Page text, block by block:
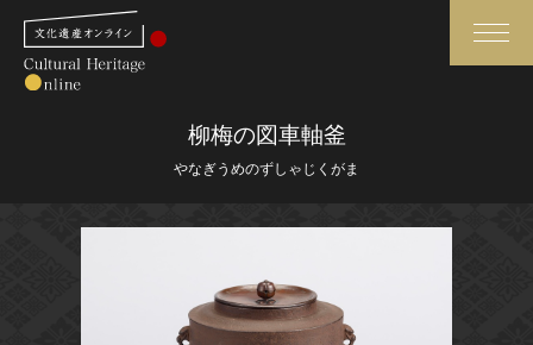
さらに詳細検索
柳梅の図車軸釜
やなぎうめのずしゃじくがま